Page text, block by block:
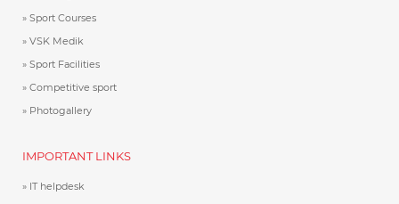
Sport Courses
VSK Medik
Sport Facilities
Competitive sport
Photogallery
IMPORTANT LINKS
IT helpdesk